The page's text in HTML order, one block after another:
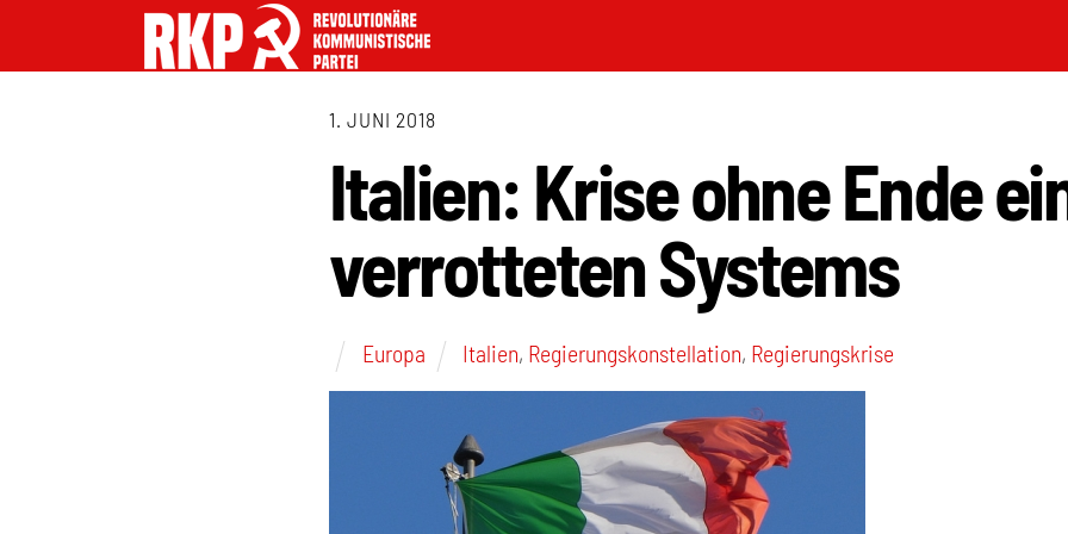
1. JUNI 2018
Italien: Krise ohne Ende
verrotteten Systems
Europa Italien, Regierungskonstellation, Regierungskrise